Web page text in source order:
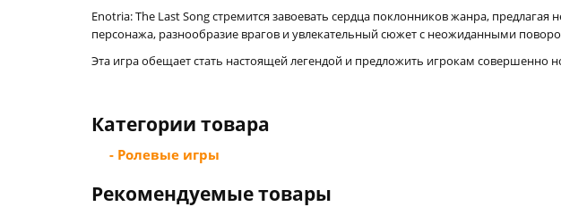
Enotria: The Last Song стремится завоевать сердца поклонников жанра,
персонажа, разнообразие врагов и увлекательный сюжет с неожиданными
Эта игра обещает стать настоящей легендой и предложить игрокам
Категории товара
- Ролевые игры
Рекомендуемые товары